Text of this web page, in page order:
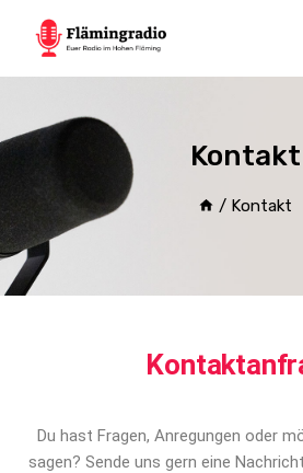
Kontakt
/ Kontakt
Du hast Fragen, Anregungen oder
sagen? Sende uns gern eine